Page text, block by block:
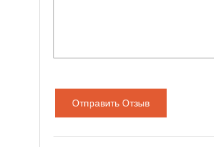
Отправить Отзыв